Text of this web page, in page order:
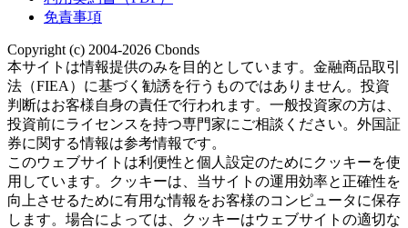
免責事項
Copyright (c) 2004-2026 Cbonds
本サイトは情報提供のみを目的としています。金融商品取引
法（FIEA）に基づく勧誘を行うものではありません。投資
判断はお客様自身の責任で行われます。一般投資家の方は、
投資前にライセンスを持つ専門家にご相談ください。外国証
券に関する情報は参考情報です。
このウェブサイトは利便性と個人設定のためにクッキーを使
用しています。クッキーは、当サイトの運用効率と正確性を
向上させるために有用な情報をお客様のコンピュータに保存
します。場合によっては、クッキーはウェブサイトの適切な